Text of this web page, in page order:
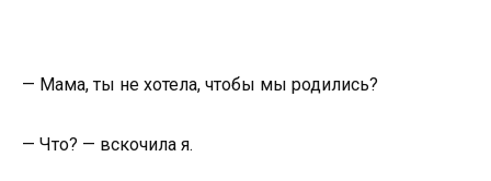
— Мама, ты не хотела, чтобы мы родились?
— Что? — вскочила я.